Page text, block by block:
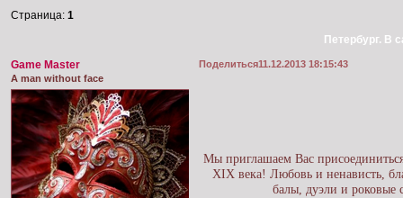
Петербург. В
Страница:1
Поделиться11.12.2013 18:15:43
Game Master
A man without face
Мы приглашаем Вас
XIX века! Любовь и ненависть,
балы, дуэли и роковые